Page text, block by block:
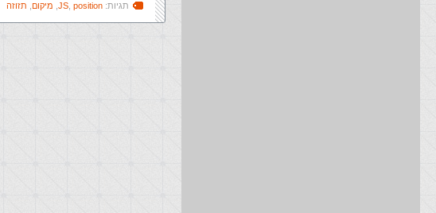
תגיות: JS position מיקום תזוזה